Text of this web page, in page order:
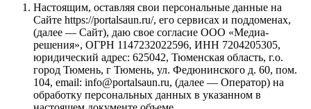
Настоящим, оставляя свои персональные данные на
Сайте https://portalsaun.ru/, его сервисах и поддоменах,
(далее — Сайт), даю свое согласие ООО «Медиа-
решения», ОГРН 1147232022596, ИНН 7204205305,
юридический адрес: 625042, Тюменская область, г.о.
город Тюмень, г Тюмень, ул. Федюнинского д. 60, пом.
104, email: info@portalsaun.ru, (далее — Оператор) на
обработку персональных данных в указанном в